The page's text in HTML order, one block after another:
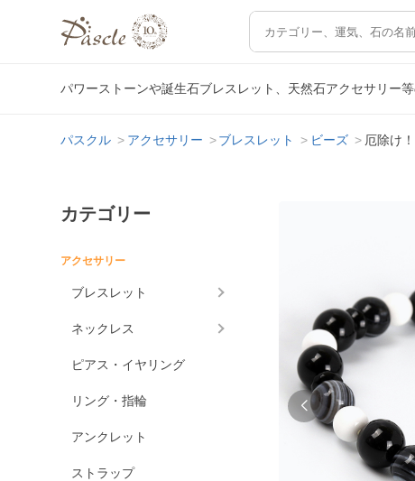
パワーストーンや誕生石ブレスレット、天然石アクセサリー
パスクル アクセサリー ブレスレット ビーズ 厄除け
カテゴリー
アクセサリー
ブレスレット
ネックレス
ピアス・イヤリング
リング・指輪
アンクレット
ストラップ